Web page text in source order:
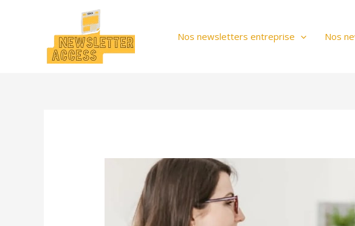
Nos newsletters entreprise Nos